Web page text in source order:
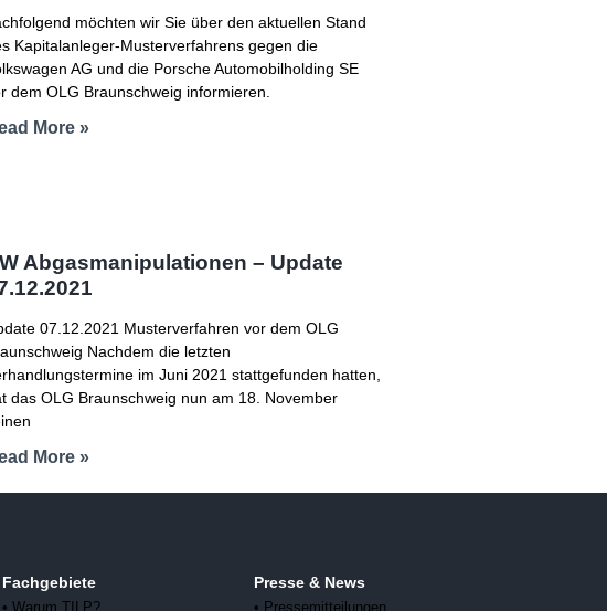
möchten wir Sie über den aktuellen Stand
Kapitalanleger-Musterverfahrens gegen die
AG und die Porsche Automobilholding SE
dem OLG Braunschweig informieren.
More »
Abgasmanipulationen – Update
07.12.2021 Musterverfahren vor dem OLG
Nachdem die letzten
im Juni 2021 stattgefunden hatten,
das OLG Braunschweig nun am 18. November
More »
Fachgebiete
• Warum TILP?
Presse & News
• Pressemitteilungen